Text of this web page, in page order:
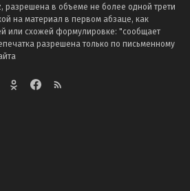
разрешена в объеме не более одной трети
на материал в первом абзаце, как
или схожей формулировке: "сообщает
разрешена только по письменному